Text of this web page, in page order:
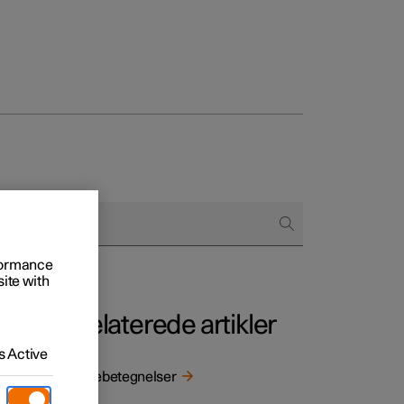
Relaterede artikler
Typebetegnelser
with
Active